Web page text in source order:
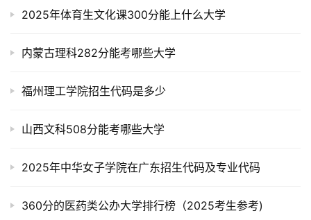
2025年体育生文化课300分能上什么大学
内蒙古理科282分能考哪些大学
福州理工学院招生代码是多少
山西文科508分能考哪些大学
2025年中华女子学院在广东招生代码及专业代码
360分的医药类公办大学排行榜（2025考生参考)